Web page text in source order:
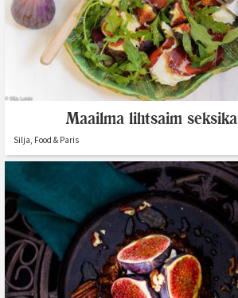
Maailma lihtsaim
Silja, Food & Paris